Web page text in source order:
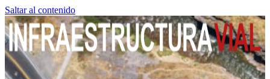
Saltar al contenido